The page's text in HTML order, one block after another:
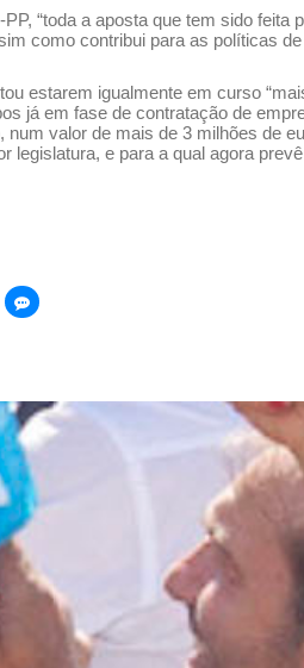
“toda a aposta que tem sido
como contribui para as políticas
estarem igualmente em curso
já em fase de contratação de
num valor de mais de 3 milhões de
legislatura, e para a qual agora